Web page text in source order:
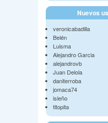
Nuevos
veronicabadilla
Belén
Luisma
Alejandro Garcia
alejandrovb
Juan Delola
daniterroba
jomaca74
isleño
titopita